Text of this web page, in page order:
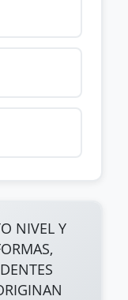
NIVEL Y